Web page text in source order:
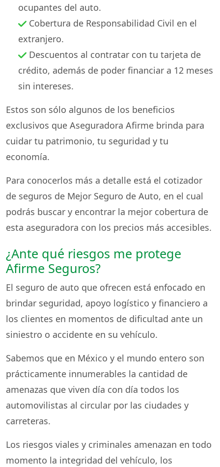
ocupantes del auto.
Cobertura de Responsabilidad Civil en el
extranjero.
Descuentos al contratar con tu tarjeta de
crédito, además de poder financiar a 12 meses
sin intereses.
Estos son sólo algunos de los beneficios
exclusivos que Aseguradora Afirme brinda para
cuidar tu patrimonio, tu seguridad y tu
economía.
Para conocerlos más a detalle está el cotizador
de seguros de Mejor Seguro de Auto, en el cual
podrás buscar y encontrar la mejor cobertura de
esta aseguradora con los precios más accesibles.
¿Ante qué riesgos me protege
Afirme Seguros?
El seguro de auto que ofrecen está enfocado en
brindar seguridad, apoyo logístico y financiero a
los clientes en momentos de dificultad ante un
siniestro o accidente en su vehículo.
Sabemos que en México y el mundo entero son
prácticamente innumerables la cantidad de
amenazas que viven día con día todos los
automovilistas al circular por las ciudades y
carreteras.
Los riesgos viales y criminales amenazan en todo
momento la integridad del vehículo, los